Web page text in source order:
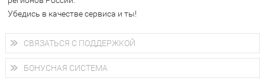
Убедись в качестве сервиса и ты!
СВЯЗАТЬСЯ С ПОДДЕРЖКОЙ
+7 (800) 707-24-55
Мы будем рады ответить на все Ваши вопросы по работе
магазина, проконсультировать по товарам, рассказать о
БОНУСНАЯ СИСТЕМА